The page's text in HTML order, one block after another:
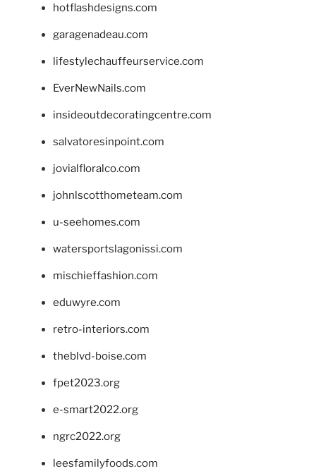
hotflashdesigns.com
garagenadeau.com
lifestylechauffeurservice.com
EverNewNails.com
insideoutdecoratingcentre.com
salvatoresinpoint.com
jovialfloralco.com
johnlscotthometeam.com
u-seehomes.com
watersportslagonissi.com
mischieffashion.com
eduwyre.com
retro-interiors.com
theblvd-boise.com
fpet2023.org
e-smart2022.org
ngrc2022.org
leesfamilyfoods.com